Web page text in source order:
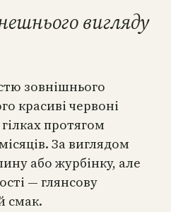
вигляду
зовнішнього
красиві червоні
протягом
За виглядом
або журбінку, але
— глянсову
смак.